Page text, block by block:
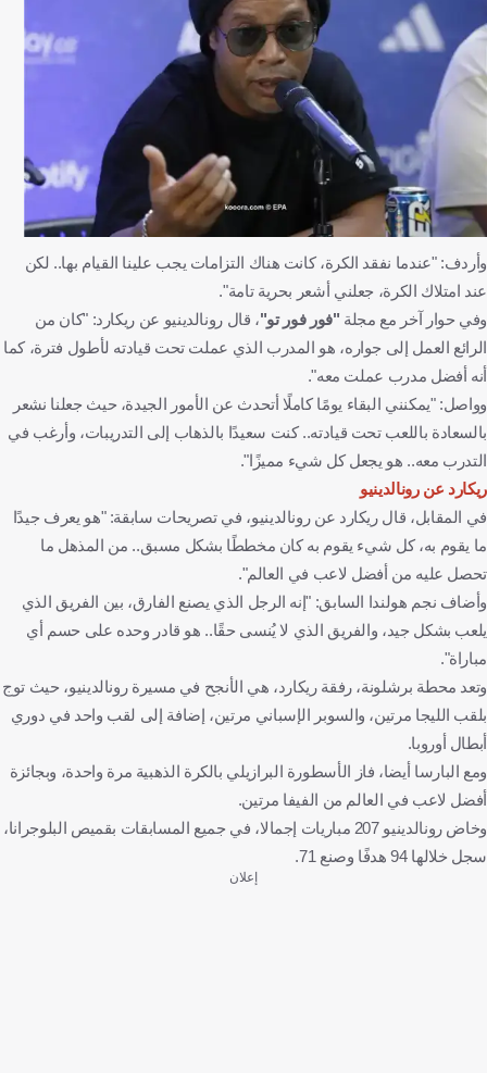
وأردف: "عندما نفقد الكرة، كانت هناك التزامات يجب علينا القيام بها.. لكن
عند امتلاك الكرة، جعلني أشعر بحرية تامة".
وفي حوار آخر مع مجلة "فور فور تو"، قال رونالدينيو عن ريكارد: "كان من
الرائع العمل إلى جواره، هو المدرب الذي عملت تحت قيادته لأطول فترة، كما
أنه أفضل مدرب عملت معه".
وواصل: "يمكنني البقاء يومًا كاملًا أتحدث عن الأمور الجيدة، حيث جعلنا نشعر
بالسعادة باللعب تحت قيادته.. كنت سعيدًا بالذهاب إلى التدريبات، وأرغب في
التدرب معه.. هو يجعل كل شيء مميزًا".
ريكارد عن رونالدينيو
في المقابل، قال ريكارد عن رونالدينيو، في تصريحات سابقة: "هو يعرف جيدًا
ما يقوم به، كل شيء يقوم به كان مخططًا بشكل مسبق.. من المذهل ما
تحصل عليه من أفضل لاعب في العالم".
وأضاف نجم هولندا السابق: "إنه الرجل الذي يصنع الفارق، بين الفريق الذي
يلعب بشكل جيد، والفريق الذي لا يُنسى حقًا.. هو قادر وحده على حسم أي
مباراة".
وتعد محطة برشلونة، رفقة ريكارد، هي الأنجح في مسيرة رونالدينيو، حيث توج
بلقب الليجا مرتين، والسوبر الإسباني مرتين، إضافة إلى لقب واحد في دوري
أبطال أوروبا.
ومع البارسا أيضا، فاز الأسطورة البرازيلي بالكرة الذهبية مرة واحدة، وبجائزة
أفضل لاعب في العالم من الفيفا مرتين.
وخاض رونالدينيو 207 مباريات إجمالا، في جميع المسابقات بقميص البلوجرانا،
سجل خلالها 94 هدفًا وصنع 71.
إعلان